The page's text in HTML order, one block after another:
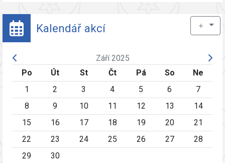
Kalendář akcí ＋
Září 2025
Po
Út St Čt Pá So
Ne
1
2 3 4 5 6
7
8
9 10 11 12 13
14
15
16 17 18 19 20
21
22
23 24 25 26 27
28
29
30